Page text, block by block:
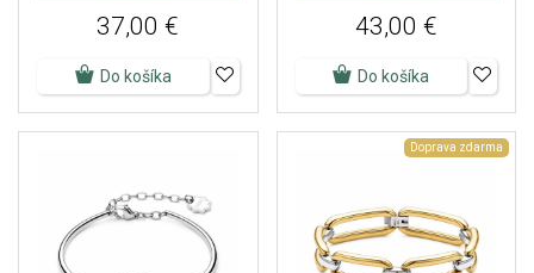
37,00 €
Do košíka
43,00 €
Do košíka
Doprava zdarma